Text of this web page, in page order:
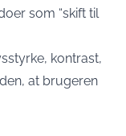
som “skift til
kontrast,
at brugeren